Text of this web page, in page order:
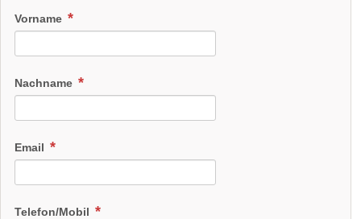
Vorname
Nachname
Email
Telefon/Mobil